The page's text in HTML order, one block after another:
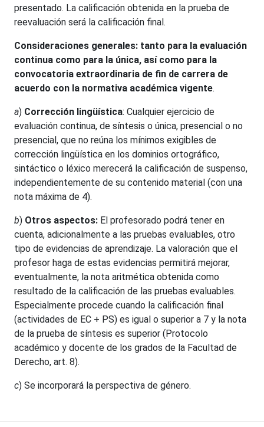
presentado. La calificación obtenida en la prueba de
reevaluación será la calificación final.
Consideraciones generales: tanto para la evaluación
continua como para la única, así como para la
convocatoria extraordinaria de fin de carrera de
acuerdo con la normativa académica vigente.
a) Corrección lingüística: Cualquier ejercicio de
evaluación continua, de síntesis o única, presencial o no
presencial, que no reúna los mínimos exigibles de
corrección lingüística en los dominios ortográfico,
sintáctico o léxico merecerá la calificación de suspenso,
independientemente de su contenido material (con una
nota máxima de 4).
b) Otros aspectos: El profesorado podrá tener en
cuenta, adicionalmente a las pruebas evaluables, otro
tipo de evidencias de aprendizaje. La valoración que el
profesor haga de estas evidencias permitirá mejorar,
eventualmente, la nota aritmética obtenida como
resultado de la calificación de las pruebas evaluables.
Especialmente procede cuando la calificación final
(actividades de EC + PS) es igual o superior a 7 y la nota
de la prueba de síntesis es superior (Protocolo
académico y docente de los grados de la Facultad de
Derecho, art. 8).
c) Se incorporará la perspectiva de género.